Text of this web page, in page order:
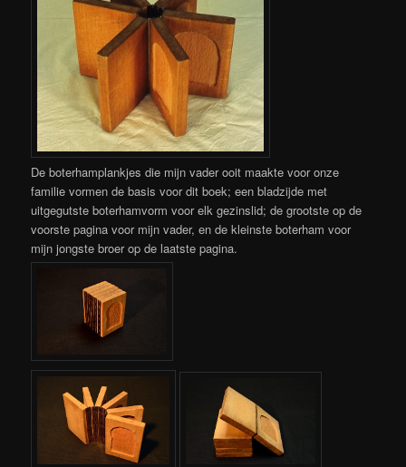
De boterhamplankjes die mijn vader ooit maakte voor onze
familie vormen de basis voor dit boek; een bladzijde met
uitgegutste boterhamvorm voor elk gezinslid; de grootste op de
voorste pagina voor mijn vader, en de kleinste boterham voor
mijn jongste broer op de laatste pagina.